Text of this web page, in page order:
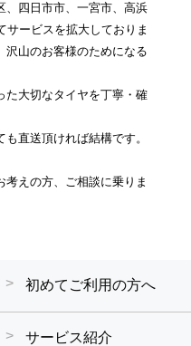
、四日市市、一宮市、高浜
サービスを拡大しておりま
沢山のお客様のためになる
た大切なタイヤを丁寧・確
直送頂ければ結構です。
考えの方、ご相談に乗りま
初めてご利用の方へ
サービス紹介